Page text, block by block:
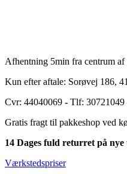
Afhentning 5min fra centrum af
Kun efter aftale: Sorøvej 186,
Cvr: 44040069 - Tlf: 30721049
Gratis fragt til pakkeshop ved
14 Dages fuld returret på
Værkstedspriser